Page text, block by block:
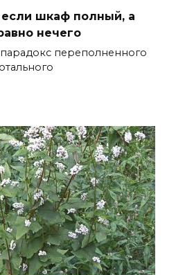
если шкаф полный, а
нечего
переполненного